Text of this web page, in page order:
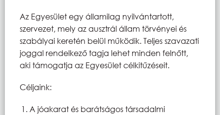
Az Egyesület egy államilag nyilvántartott,
szervezet, mely az ausztrál állam törvényei és
szabályai keretén belül működik. Teljes szavazati
joggal rendelkező tagja lehet minden felnőtt,
aki támogatja az Egyesület célkitűzéseit.
Céljaink:
A jóakarat és barátságos társadalmi